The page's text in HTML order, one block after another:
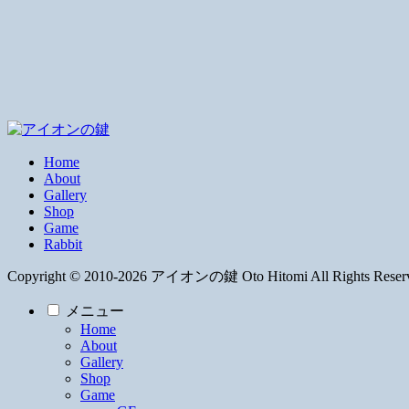
Home
About
Gallery
Shop
Game
Rabbit
Copyright © 2010-2026 アイオンの鍵 Oto Hitomi All Rights
メニュー
Home
About
Gallery
Shop
Game